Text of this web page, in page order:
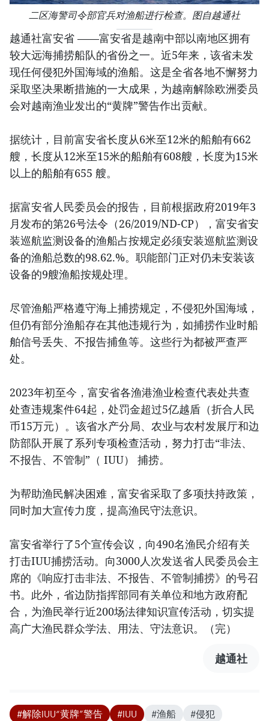
二区海警司令部官兵对渔船进行检查。图自越通社
越通社富安省 ——富安省是越南中部以南地区拥有
较大远海捕捞船队的省份之一。近5年来，该省未发
现任何侵犯外国海域的渔船。这是全省各地不懈努力
采取坚决果断措施的一大成果，为越南解除欧洲委员
会对越南渔业发出的“黄牌”警告作出贡献。
据统计，目前富安省长度从6米至12米的船舶有662
艘，长度从12米至15米的船舶有608艘，长度为15米
以上的船舶有655 艘。
据富安省人民委员会的报告，目前根据政府2019年3
月发布的第26号法令（26/2019/ND-CP），富安省安
装巡航监测设备的渔船占按规定必须安装巡航监测设
备的渔船总数的98.62.%。职能部门正对仍未安装该
设备的9艘渔船按规处理。
尽管渔船严格遵守海上捕捞规定，不侵犯外国海域，
但仍有部分渔船存在其他违规行为，如捕捞作业时船
舶信号丢失、不报告捕鱼等。这些行为都被严查严
处。
2023年初至今，富安省各渔港渔业检查代表处共查
处查违规案件64起，处罚金超过5亿越盾（折合人民
币15万元）。该省水产分局、农业与农村发展厅和边
防部队开展了系列专项检查活动，努力打击“非法、
不报告、不管制”（ IUU） 捕捞。
为帮助渔民解决困难，富安省采取了多项扶持政策，
同时加大宣传力度，提高渔民守法意识。
富安省举行了5个宣传会议，向490名渔民介绍有关
打击IUU捕捞活动。向3000人次发送省人民委员会主
席的《响应打击非法、不报告、不管制捕捞》的号召
书。此外，省边防指挥部同有关单位和地方政府配
合，为渔民举行近200场法律知识宣传活动，切实提
高广大渔民群众学法、用法、守法意识。（完）
越通社
#解除IUU“黄牌”警告 #IUU #渔船
#侵犯